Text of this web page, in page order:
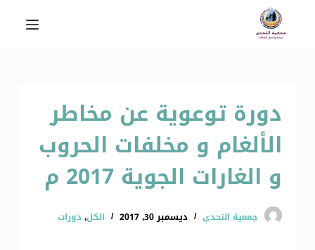
دورة توعوية عن مخاطر
الألغام و مخلفات الحروب
و الغارات الجوية 2017 م
جمعية التحدي ديسمبر 30, 2017 الكل,دورات